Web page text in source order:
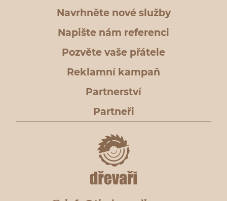
Navrhněte nové služby
Napište nám referenci
Pozvěte vaše přátele
Reklamní kampaň
Partnerství
Partneři